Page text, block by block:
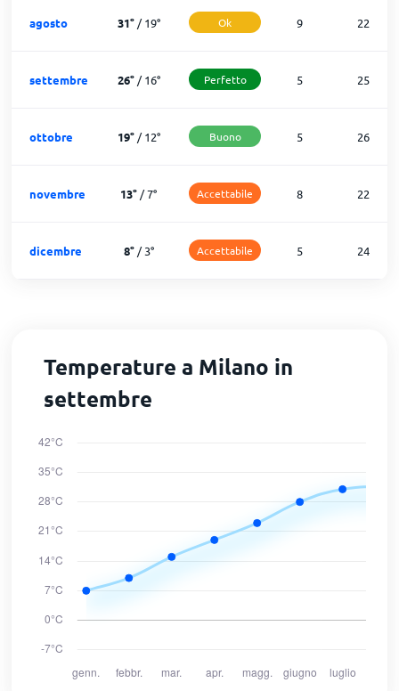
agosto 31°/19° Ok 9 22
settembre 26°/16° Perfetto 5 25
ottobre 19°/12° Buono 5 26
novembre 13° /7° Accettabile 8 22
dicembre 8°/3° Accettabile 5 24
Temperature a Milano in
settembre